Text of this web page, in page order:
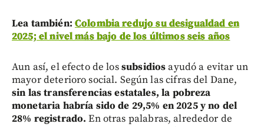
Lea también: Colombia redujo su desigualdad en
2025; el nivel más bajo de los últimos seis años
Aun así, el efecto de lossubsidiosayudó a evitar un
mayor deterioro social. Según las cifras del Dane,
sin las transferencias estatales, la pobreza
monetaria habría sido de 29,5% en 2025 y no del
28% registrado.En otras palabras, alrededor de